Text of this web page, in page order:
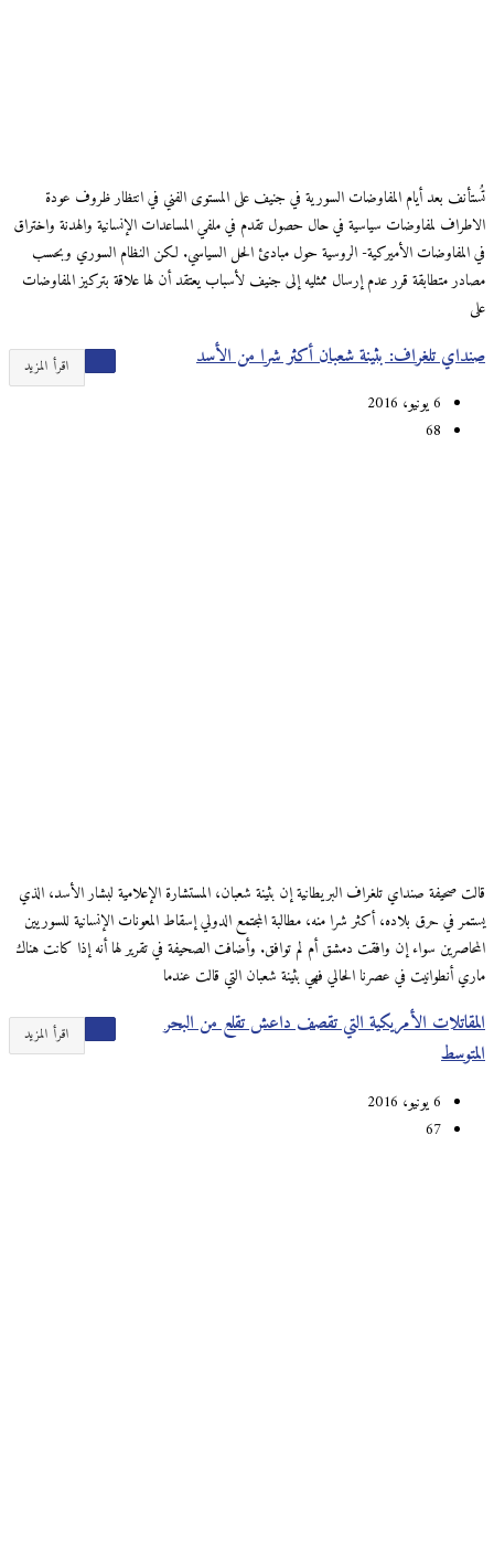
تُستأنف بعد أيام المفاوضات السورية في جنيف على المستوى الفني في انتظار ظروف عودة
الاطراف لمفاوضات سياسية في حال حصول تقدم في ملفي المساعدات الإنسانية والهدنة واختراق
في المفاوضات الأميركية- الروسية حول مبادئ الحل السياسي. لكن النظام السوري وبحسب
مصادر متطابقة قرر عدم إرسال ممثليه إلى جنيف لأسباب يعتقد أن لها علاقة بتركيز المفاوضات
على
اقرأ المزيد صنداي تلغراف: بثينة شعبان أكثر شرا من الأسد
68
قالت صحيفة صنداي تلغراف البريطانية إن بثينة شعبان، المستشارة الإعلامية لبشار الأسد، الذي
يستمر في حرق بلاده، أكثر شرا منه، مطالبة المجتمع الدولي إسقاط المعونات الإنسانية للسوريين
المحاصرين سواء إن وافقت دمشق أم لم توافق. وأضافت الصحيفة في تقرير لها أنه إذا كانت هناك
ماري أنطوانيت في عصرنا الحالي فهي بثينة شعبان التي قالت عندما
اقرأ المزيد
المقاتلات الأمريكية التي تقصف داعش تقلع من البحر
المتوسط
67